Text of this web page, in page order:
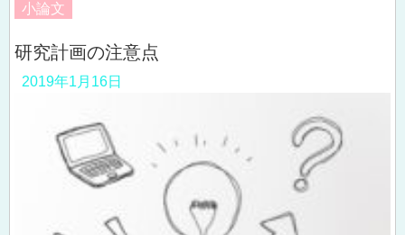
小論文
研究計画の注意点
2019年1月16日